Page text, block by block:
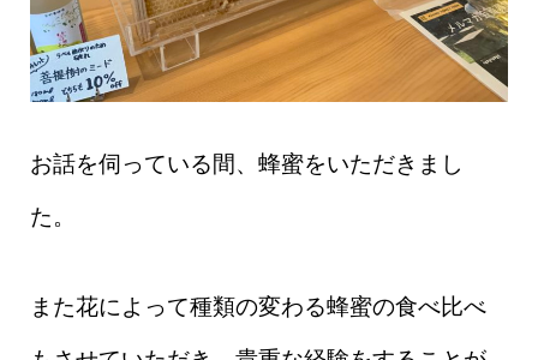
お話を伺っている間、蜂蜜をいただきまし
た。
また花によって種類の変わる蜂蜜の食べ比べ